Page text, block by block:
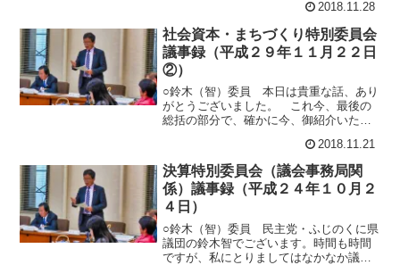
ナノファイバーとその他新素材、新技術
で人工１名ということです。これは、そ
れぞれ0.5人工ずつやっている理解でよろ
しいんでしょうか。○杉山新プロジェクト
推進
2018.11.28
社会資本・まちづくり特別委員会
議事録（平成２９年１１月２２日
②）
○鈴木（智）委員 本日は貴重な話、あり
がとうございました。 これ今、最後の
総括の部分で、確かに今、御紹介いただ
と思うんですね。こういった北九州です
とか台東区は、こういった取り組みによ
り、町ににぎわいが戻ってきたというこ
とだと思うんですが、やはりこの立地適
正化計画が
2018.11.21
決算特別委員会（議会事務局関
係）議事録（平成２４年１０月２
４日）
○鈴木（智）委員 民主党・ふじのくに県
議団の鈴木智でございます。時間も時間
ですが、私にとりましてはなかなか議会